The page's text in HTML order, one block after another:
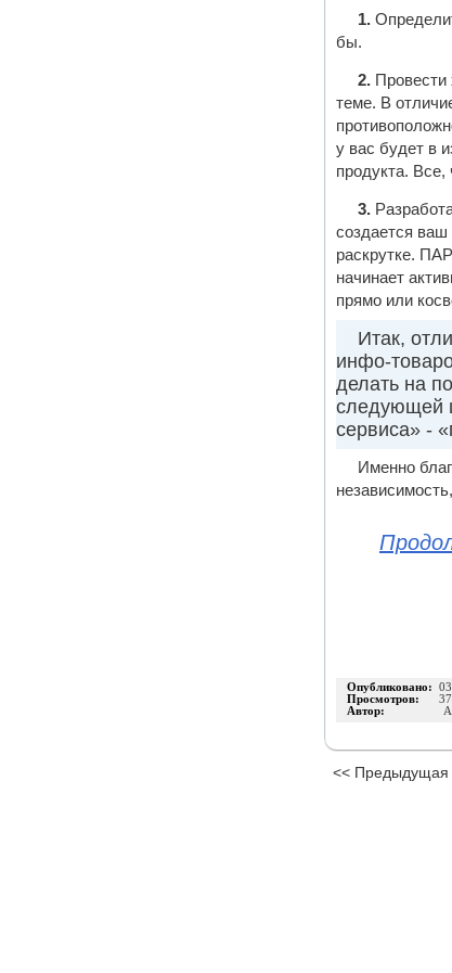
1.
бы.
2. Провести
теме. В
у вас будет в
продукта. Все,
3.
создается ваш
раскрутке.
начинает
прямо или
Итак,
инфо-
делать на
следующей
сервиса» -
Именно
Опубликовано:
Просмотров:
Автор:
<< Предыдущая